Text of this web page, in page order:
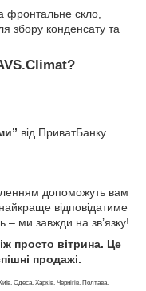
фронтальне скло,
збору конденсату та
від ПриватБанку
допоможуть вам
відповідатиме
– ми завжди на зв’язку!
просто вітрина. Це
продажі.
Одеса, Харків, Чернігів, Полтава,